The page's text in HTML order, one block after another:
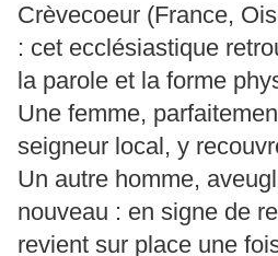
Crèvecoeur (France,
: cet ecclésiastique
la parole et la forme
Une femme,
seigneur local, y
Un autre homme,
nouveau : en signe de
revient sur place une